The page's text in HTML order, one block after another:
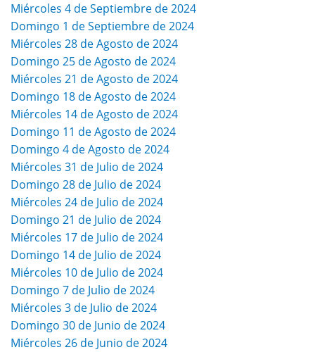
Miércoles 4 de Septiembre de 2024
Domingo 1 de Septiembre de 2024
Miércoles 28 de Agosto de 2024
Domingo 25 de Agosto de 2024
Miércoles 21 de Agosto de 2024
Domingo 18 de Agosto de 2024
Miércoles 14 de Agosto de 2024
Domingo 11 de Agosto de 2024
Domingo 4 de Agosto de 2024
Miércoles 31 de Julio de 2024
Domingo 28 de Julio de 2024
Miércoles 24 de Julio de 2024
Domingo 21 de Julio de 2024
Miércoles 17 de Julio de 2024
Domingo 14 de Julio de 2024
Miércoles 10 de Julio de 2024
Domingo 7 de Julio de 2024
Miércoles 3 de Julio de 2024
Domingo 30 de Junio de 2024
Miércoles 26 de Junio de 2024